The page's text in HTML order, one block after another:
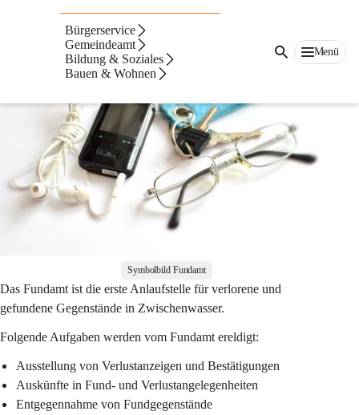
Bürgerservice
Gemeindeamt
Bildung & Soziales
Bauen & Wohnen
Menü
Fundamt
Symbolbild Fundamt
Das Fundamt ist die erste Anlaufstelle für verlorene und
gefundene Gegenstände in Zwischenwasser.
Folgende Aufgaben werden vom Fundamt ereldigt:
Ausstellung von Verlustanzeigen und Bestätigungen
Auskünfte in Fund- und Verlustangelegenheiten
Entgegennahme von Fundgegenstände